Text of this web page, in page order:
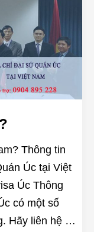
Thông tin
Úc tại Việt
Úc Thông
có một số
Hãy liên hệ …